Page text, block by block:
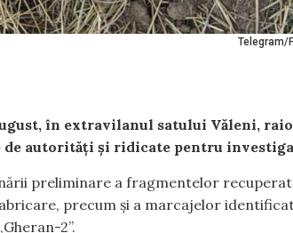
Telegram/
în extravilanul satului Văleni,
de autorități și ridicate pentru
preliminare a fragmentelor
precum și a marcajelor
2”.